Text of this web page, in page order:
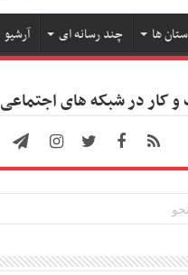
ها چند رسانه ای آرشیو
کار در شبکه های اجتماعی